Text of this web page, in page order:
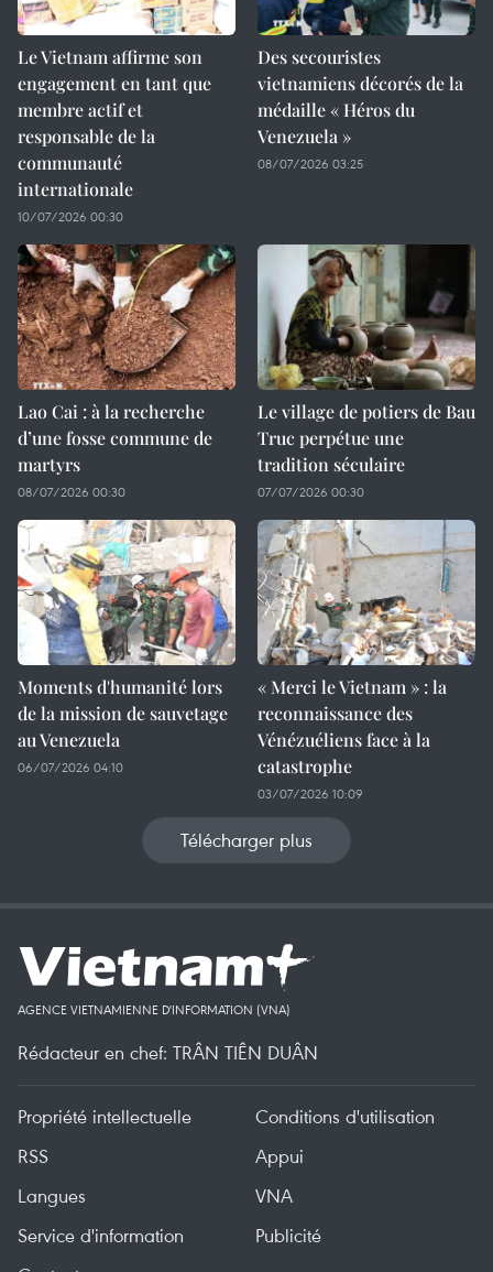
Le Vietnam affirme son
engagement en tant que
membre actif et
responsable de la
communauté
internationale
10/07/2026 00:30
Des secouristes
vietnamiens décorés de la
médaille « Héros du
Venezuela »
08/07/2026 03:25
Lao Cai : à la recherche
d’une fosse commune de
martyrs
08/07/2026 00:30
Le village de potiers de Bau
Truc perpétue une
tradition séculaire
07/07/2026 00:30
Moments d'humanité lors
de la mission de sauvetage
au Venezuela
06/07/2026 04:10
« Merci le Vietnam » : la
reconnaissance des
Vénézuéliens face à la
catastrophe
03/07/2026 10:09
Télécharger plus
AGENCE VIETNAMIENNE D'INFORMATION (VNA)
Rédacteur en chef: TRÂN TIÊN DUÂN
Propriété intellectuelle
Conditions d'utilisation
RSS
Appui
Langues
VNA
Service d'information
Publicité